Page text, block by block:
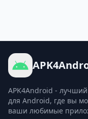
APK4Android -
для Android, где вы
ваши любимые